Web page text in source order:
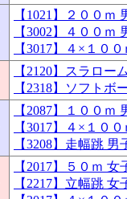
【1021】２０
【3002】４０
【3017】４×１
【2120】スラ
【2318】ソフト
【2087】１０
【3017】４×１
【3208】走幅
【2017】５０
【2217】立幅